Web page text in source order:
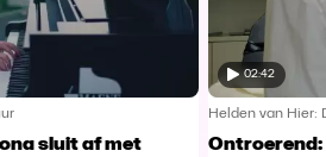
sluit af met
02:42
Helden van Hier:
Ontroerend: